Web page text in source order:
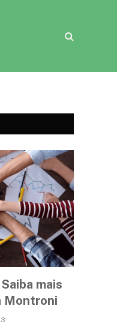
mais
Montroni